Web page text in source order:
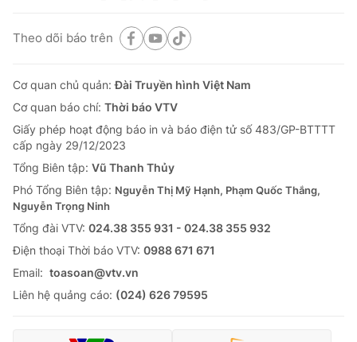
Theo dõi báo trên
Cơ quan chủ quản:Đài Truyền hình Việt Nam
Cơ quan báo chí: Thời báo VTV
Giấy phép hoạt động báo in và báo điện tử số 483/GP-BTTTT
cấp ngày 29/12/2023
Tổng Biên tập: Vũ Thanh Thủy
Phó Tổng Biên tập: Nguyễn Thị Mỹ Hạnh, Phạm Quốc Thắng,
Nguyễn Trọng Ninh
Tổng đài VTV: 024.38 355 931 - 024.38 355 932
Ðiện thoại Thời báo VTV: 0988 671 671
Email: toasoan@vtv.vn
Liên hệ quảng cáo: (024) 626 79595